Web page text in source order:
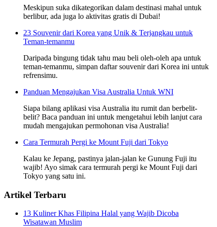
Meskipun suka dikategorikan dalam destinasi mahal untuk
berlibur, ada juga lo aktivitas gratis di Dubai!
23 Souvenir dari Korea yang Unik & Terjangkau untuk
Teman-temanmu
Daripada bingung tidak tahu mau beli oleh-oleh apa untuk
teman-temanmu, simpan daftar souvenir dari Korea ini untuk
refrensimu.
Panduan Mengajukan Visa Australia Untuk WNI
Siapa bilang aplikasi visa Australia itu rumit dan berbelit-
belit? Baca panduan ini untuk mengetahui lebih lanjut cara
mudah mengajukan permohonan visa Australia!
Cara Termurah Pergi ke Mount Fuji dari Tokyo
Kalau ke Jepang, pastinya jalan-jalan ke Gunung Fuji itu
wajib! Ayo simak cara termurah pergi ke Mount Fuji dari
Tokyo yang satu ini.
Artikel Terbaru
13 Kuliner Khas Filipina Halal yang Wajib Dicoba
Wisatawan Muslim